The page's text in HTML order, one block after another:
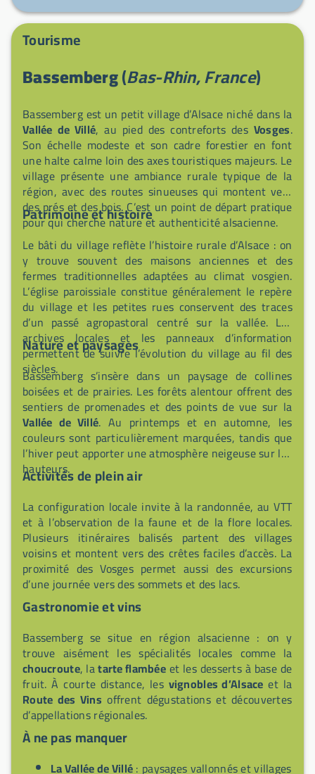
Tourisme
Bassemberg(Bas-Rhin, France)
Bassemberg est un petit village d’Alsace niché dans la
Vallée de Villé, au pied des contreforts des Vosges.
Son échelle modeste et son cadre forestier en font
une halte calme loin des axes touristiques majeurs. Le
village présente une ambiance rurale typique de la
région, avec des routes sinueuses qui montent vers
des prés et des bois. C’est un point de départ pratique
pour qui cherche nature et authenticité alsacienne.
Patrimoine et histoire
Le bâti du village reflète l’histoire rurale d’Alsace : on
y trouve souvent des maisons anciennes et des
fermes traditionnelles adaptées au climat vosgien.
L’église paroissiale constitue généralement le repère
du village et les petites rues conservent des traces
d’un passé agropastoral centré sur la vallée. Les
archives locales et les panneaux d’information
permettent de suivre l’évolution du village au fil des
siècles.
Nature et paysages
Bassemberg s’insère dans un paysage de collines
boisées et de prairies. Les forêts alentour offrent des
sentiers de promenades et des points de vue sur la
Vallée de Villé. Au printemps et en automne, les
couleurs sont particulièrement marquées, tandis que
l’hiver peut apporter une atmosphère neigeuse sur les
hauteurs.
Activités de plein air
La configuration locale invite à la randonnée, au VTT
et à l’observation de la faune et de la flore locales.
Plusieurs itinéraires balisés partent des villages
voisins et montent vers des crêtes faciles d’accès. La
proximité des Vosges permet aussi des excursions
d’une journée vers des sommets et des lacs.
Gastronomie et vins
Bassemberg se situe en région alsacienne : on y
trouve aisément les spécialités locales comme la
choucroute, latarte flambéeet les desserts à base de
fruit. À courte distance, les vignobles d’Alsace et la
Route des Vins offrent dégustations et découvertes
d’appellations régionales.
À ne pas manquer
La Vallée de Villé: paysages vallonnés et villages